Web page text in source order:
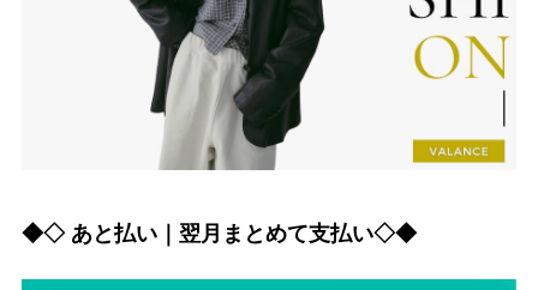
◆◇ あと払い｜翌月まとめて支払い◇◆